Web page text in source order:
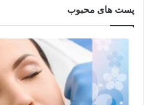
پست های محبوب